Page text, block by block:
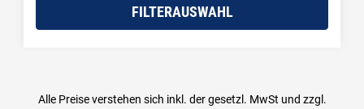
FILTERAUSWAHL
Alle Preise verstehen sich inkl. der gesetzl. MwSt und zzgl.